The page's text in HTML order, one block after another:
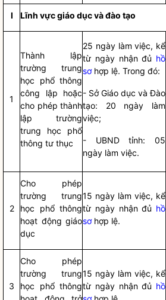
I Lĩnh vực giáo dục và đào tạo
1
Thành lập
trường trung
học phổ thông
công lập hoặc
cho phép thành
lập trường
trung học phổ
thông tư thục
25 ngày làm việc, kể
từ ngày nhận đủ hồ
sơhợp lệ. Trong đó:
- Sở Giáo dục và Đào
tạo: 20 ngày làm
việc;
- UBND tỉnh: 05
ngày làm việc.
2
Cho phép
trường trung
học phổ thông
hoạt động giáo
dục
15 ngày làm việc, kể
từ ngày nhận đủ hồ
sơhợp lệ.
3
Cho phép
trường trung
học phổ thông
15 ngày làm việc, kể
từ ngày nhận đủ hồ